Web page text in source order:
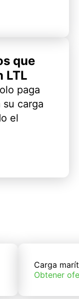
que
LTL
paga
carga
el
Carga
Obtener